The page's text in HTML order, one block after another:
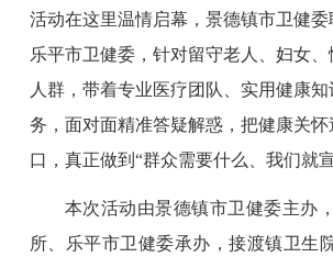
活动在这里温情启幕，景德镇市卫健委
乐平市卫健委，针对留守老人、妇女
人群，带着专业医疗团队、实用健康
务，面对面精准答疑解惑，把健康关怀
口，真正做到“群众需要什么、我们就宣
本次活动由景德镇市卫健委主办
所、乐平市卫健委承办，接渡镇卫生